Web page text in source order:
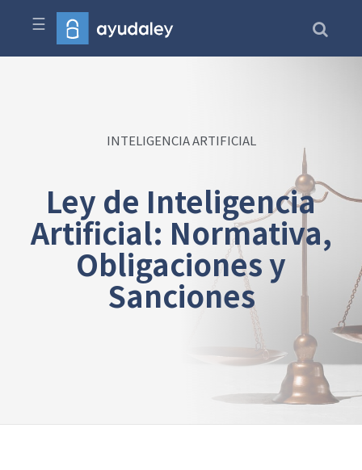
☰
INTELIGENCIA ARTIFICIAL
Ley de Inteligencia
Artificial: Normativa,
Obligaciones y
Sanciones